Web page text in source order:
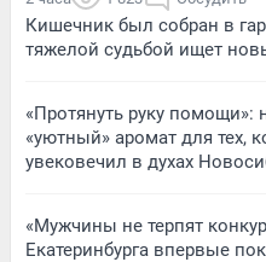
Кишечник был собран в
тяжелой судьбой ищет
«Протянуть руку
«уютный» аромат для тех,
увековечил в духах
«Мужчины не терпят
Екатеринбурга впервые